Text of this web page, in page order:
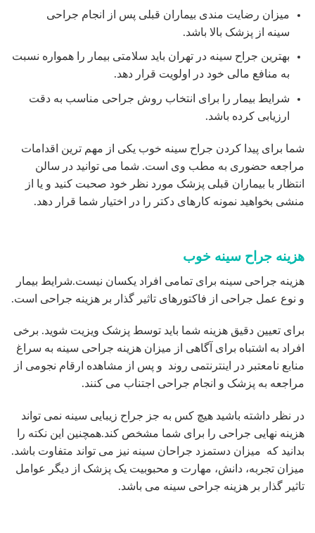
میزان رضایت مندی بیماران قبلی پس از انجام جراحی
سینه از پزشک بالا باشد.
بهترین جراح سینه در تهران باید سلامتی بیمار را همواره نسبت
به منافع مالی خود در اولویت قرار دهد.
شرایط بیمار را برای انتخاب روش جراحی مناسب به دقت
ارزیابی کرده باشد.
شما برای پیدا کردن جراح سینه خوب یکی از مهم ترین اقدامات
مراجعه حضوری به مطب وی است. شما می توانید در سالن
انتظار با بیماران قبلی پزشک مورد نظر خود صحبت کنید و یا از
منشی بخواهید نمونه کارهای دکتر را در اختیار شما قرار دهد.
هزینه جراح سینه خوب
هزینه جراحی سینه برای تمامی افراد یکسان نیست.شرایط بیمار
و نوع عمل جراحی از فاکتورهای تاثیر گذار بر هزینه جراحی است.
برای تعیین دقیق هزینه شما باید توسط پزشک ویزیت شوید. برخی
افراد به اشتباه برای آگاهی از میزان هزینه جراحی سینه به سراغ
منابع نامعتبر در اینترنتمی روند و پس از مشاهده ارقام نجومی از
مراجعه به پزشک و انجام جراحی اجتناب می کنند.
در نظر داشته باشید هیچ کس به جز جراح زیبایی سینه نمی تواند
هزینه نهایی جراحی را برای شما مشخص کند.همچنین این نکته را
بدانید که میزان دستمزد جراحان سینه نیز می تواند متفاوت باشد.
میزان تجربه، دانش، مهارت و محبوبیت یک پزشک از دیگر عوامل
تاثیر گذار بر هزینه جراحی سینه می باشد.